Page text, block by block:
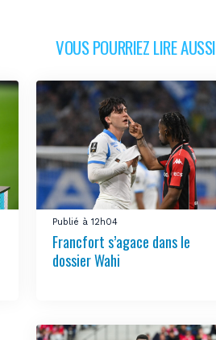
VOUS POURRIEZ LIRE AUSSI
Publié à 12h04
Francfort s’agace dans le
dossier Wahi